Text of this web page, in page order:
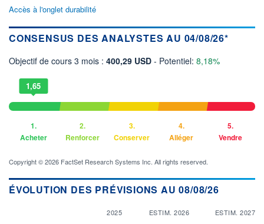
Accès à l'onglet durabilité
CONSENSUS DES ANALYSTES AU 04/08/26*
Objectif de cours 3 mois : 400,29 USD - Potentiel: 8,18%
1,65
1.
Acheter
2.
Renforcer
3.
Conserver
4.
Alléger
5.
Vendre
Copyright © 2026 FactSet Research Systems Inc. All rights reserved.
ÉVOLUTION DES PRÉVISIONS AU 08/08/26
2025 ESTIM. 2026 ESTIM. 2027